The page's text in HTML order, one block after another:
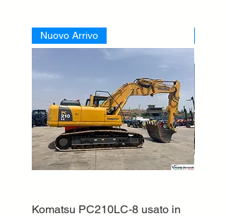
Nuovo Arrivo
Komatsu PC210LC-8 usato in